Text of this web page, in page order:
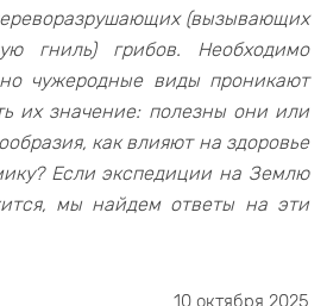
(вызывающих
гниль) грибов. Необходимо
чужеродные виды проникают
их значение: полезны они или
как влияют на здоровье
Если экспедиции на Землю
мы найдем ответы на эти
10 октября 2025